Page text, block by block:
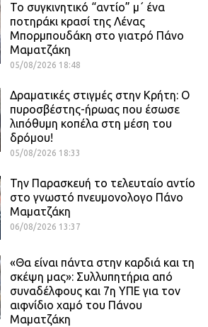
Το συγκινητικό “αντίο” μ΄ ένα
ποτηράκι κρασί της Λένας
Μπορμπουδάκη στο γιατρό Πάνο
Μαματζάκη
05/08/2026 18:48
Δραματικές στιγμές στην Κρήτη: Ο
πυροσβέστης-ήρωας που έσωσε
λιπόθυμη κοπέλα στη μέση του
δρόμου!
05/08/2026 18:33
Την Παρασκευή το τελευταίο αντίο
στο γνωστό πνευμονολογο Πάνο
Μαματζάκη
06/08/2026 13:37
«Θα είναι πάντα στην καρδιά και τη
σκέψη μας»: Συλλυπητήρια από
συναδέλφους και 7η ΥΠΕ για τον
αιφνίδιο χαμό του Πάνου
Μαματζάκη